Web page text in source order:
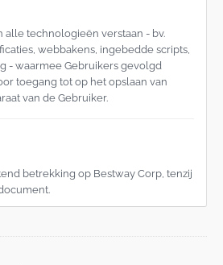
alle technologieën verstaan - bv.
webbakens, ingebedde scripts,
- waarmee Gebruikers gevolgd
toegang tot op het opslaan van
van de Gebruiker.
betrekking op Bestway Corp, tenzij